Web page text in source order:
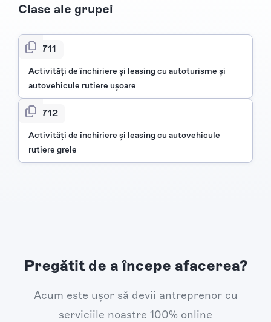
Clase ale grupei
7711
Activităţi de închiriere şi leasing cu autoturisme şi
autovehicule rutiere uşoare
7712
Activităţi de închiriere şi leasing cu autovehicule
rutiere grele
Pregătit de a începe afacerea?
Acum este ușor să devii antreprenor cu
serviciile noastre 100% online